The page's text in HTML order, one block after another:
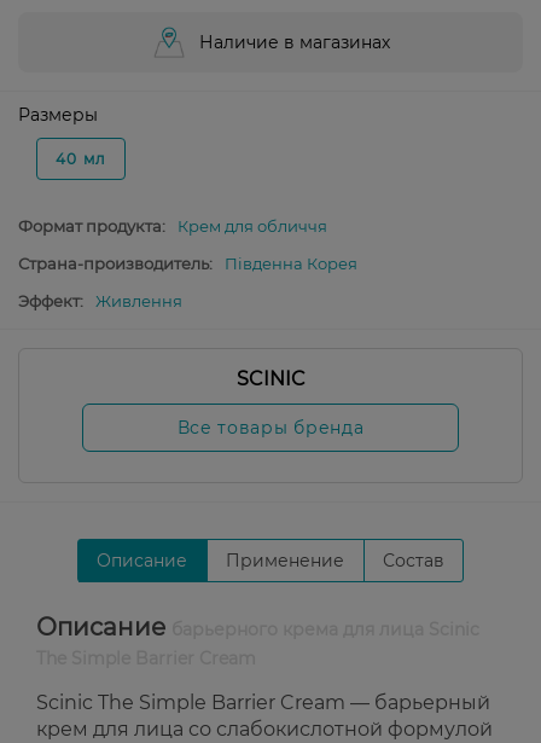
Наличие в магазинах
Размеры
40 мл
Формат продукта:
Крем для обличчя
Страна-производитель:
Південна Корея
Эффект:
Живлення
SCINIC
Все товары бренда
Описание Применение Состав
Описание
Scinic The Simple Barrier Cream — барьерный
крем для лица со слабокислотной формулой